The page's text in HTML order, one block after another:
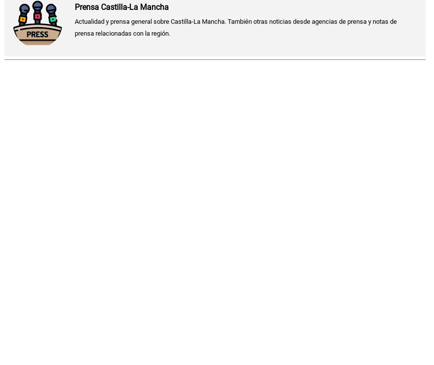
Prensa Castilla-La Mancha
Actualidad y prensa general sobre Castilla-La Mancha. También otras noticias desde agencias de prensa y notas de
prensa relacionadas con la región.